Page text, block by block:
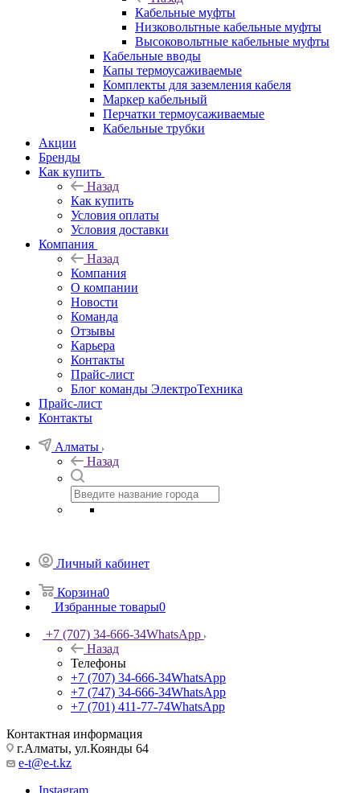
Кабельные муфты
Низковольтные кабельные муфты
Высоковольтные кабельные муфты
Кабельные вводы
Капы термоусаживаемые
Комплекты для заземления кабеля
Маркер кабельный
Перчатки термоусаживаемые
Кабельные трубки
Акции
Бренды
Как купить
Назад
Как купить
Условия оплаты
Условия доставки
Компания
Назад
Компания
О компании
Новости
Команда
Отзывы
Карьера
Контакты
Прайс-лист
Блог команды ЭлектроТехника
Прайс-лист
Контакты
Алматы
Назад
Личный кабинет
Корзина0
Избранные товары0
+7 (707) 34-666-34WhatsApp
Назад
Телефоны
+7 (707) 34-666-34WhatsApp
+7 (747) 34-666-34WhatsApp
+7 (701) 411-77-74WhatsApp
Контактная информация
г.Алматы, ул.Коянды 64
e-t@e-t.kz
Instagram